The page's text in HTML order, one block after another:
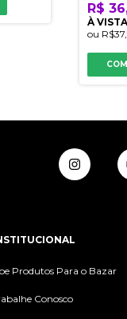
R$
À
ou
Produtos Para o Bazar
Conosco